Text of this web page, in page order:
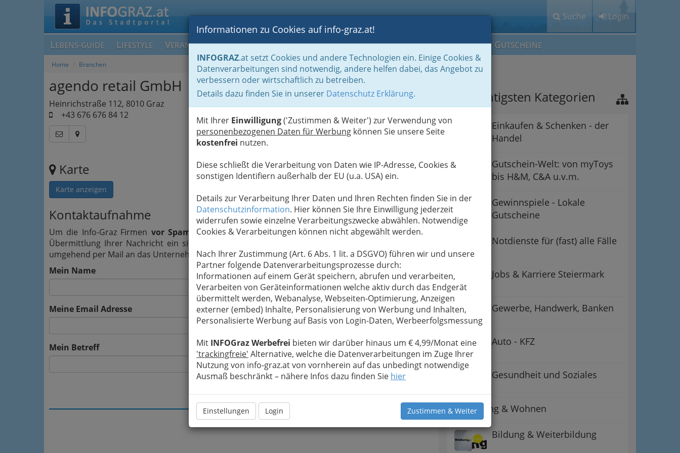
Suche Login
LEBENS-GUIDE LIFESTYLE VERANSTALTUNGEN BLOGS FOTOS GASTRONOMIE BRANCHEN MEIN IG GUTSCHEINE
Informationen zu Cookies auf info-graz.at!
INFOGRAZ.at setzt Cookies und andere Technologien ein. Einige Cookies &
Datenverarbeitungen sind notwendig, andere helfen dabei, das Angebot zu
verbessern oder wirtschaftlich zu betreiben.
Details dazu finden Sie in unserer Datenschutz Erklärung.
Mit Ihrer Einwilligung('Zustimmen & Weiter') zur Verwendung von
personenbezogenen Daten für Werbung können Sie unsere Seite
kostenfrei nutzen.
Diese schließt die Verarbeitung von Daten wie IP-Adresse, Cookies &
sonstigen Identifiern außerhalb der EU (u.a. USA) ein.
Details zur Verarbeitung Ihrer Daten und Ihren Rechten finden Sie in der
Datenschutzinformation. Hier können Sie Ihre Einwilligung jederzeit
widerrufen sowie einzelne Verarbeitungszwecke abwählen. Notwendige
Cookies & Verarbeitungen können nicht abgewählt werden.
Nach Ihrer Zustimmung (Art. 6 Abs. 1 lit. a DSGVO) führen wir und unsere
Partner folgende Datenverarbeitungsprozesse durch:
Informationen auf einem Gerät speichern, abrufen und verarbeiten,
Verarbeiten von Geräteinformationen welche aktiv durch das Endgerät
übermittelt werden, Webanalyse, Webseiten-Optimierung, Anzeigen
externer (embed) Inhalte, Personalisierung von Werbung und Inhalten,
Personalisierte Werbung auf Basis von Login-Daten, Werbeerfolgsmessung
Mit INFOGraz Werbefrei bieten wir darüber hinaus um € 4,99/Monat eine
'trackingfreie' Alternative, welche die Datenverarbeitungen im Zuge Ihrer
Nutzung von info-graz.at von vornherein auf das unbedingt notwendige
Ausmaß beschränkt – nähere Infos dazu finden Sie hier
Einstellungen Login Zustimmen & Weiter
Home Branchen
agendo retail GmbH
Heinrichstraße 112, 8010 Graz
+43 676 676 84 12
Karte
Karte anzeigen
Kontaktaufnahme
Um die Info-Graz Firmen vor Spam-Mails zu bewahren, verwenden wir an dieser Stelle zur
Übermittlung Ihrer Nachricht ein sicheres Formular. Ihre Nachricht wird nach dem Absenden
umgehend per Mail an das Unternehmen agendo retail GmbH weitergeleitet.
Mein Name
Meine Email Adresse
Mein Betreff
Meine Nachricht
Die wichtigsten Kategorien
Einkaufen & Schenken - der
Handel
Gutschein-Welt: von myToys
bis H&M, C&A u.v.m.
Gewinnspiele - Lokale
Gutscheine
Notdienste für (fast) alle Fälle
Jobs & Karriere Steiermark
Gewerbe, Handwerk, Banken
Auto - KFZ
Gesundheit und Soziales
Betreuung & Wohnen
Bildung & Weiterbildung